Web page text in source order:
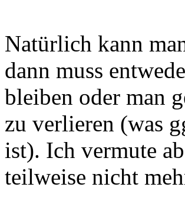
Natürlich kann
dann muss
bleiben oder man
zu verlieren (was
ist). Ich vermute
teilweise nicht